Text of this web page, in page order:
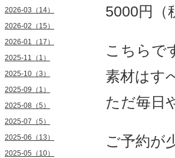
5000円（
こちらで
素材はす
ただ毎日
ご予約が
2026-03（14）
2026-02（15）
2026-01（17）
2025-11（1）
2025-10（3）
2025-09（1）
2025-08（5）
2025-07（5）
2025-06（13）
2025-05（10）